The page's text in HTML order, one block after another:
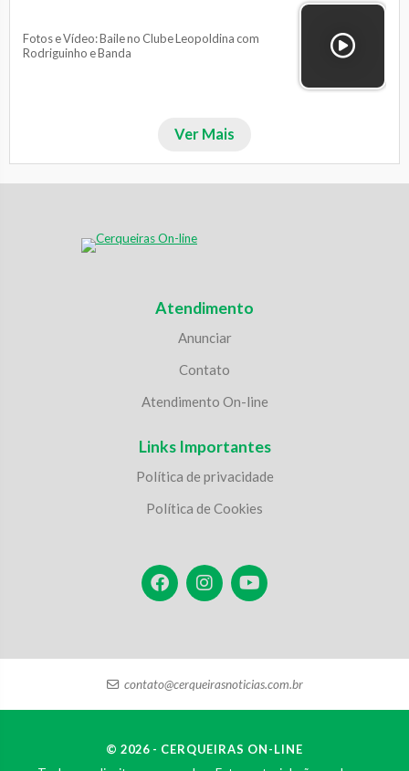
Fotos e Vídeo: Baile no Clube Leopoldina com
Rodriguinho e Banda
Ver Mais
Atendimento
Anunciar
Contato
Atendimento On-line
Links Importantes
Política de privacidade
Política de Cookies
contato@cerqueirasnoticias.com.br
© 2026 - CERQUEIRAS ON-LINE